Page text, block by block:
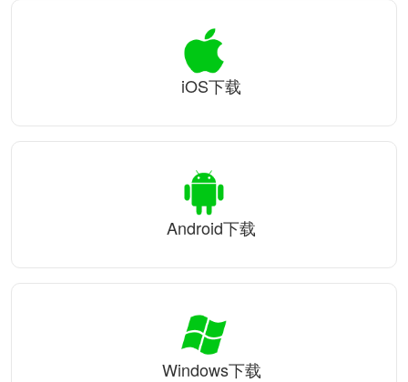
iOS下载
Android下载
Windows下载